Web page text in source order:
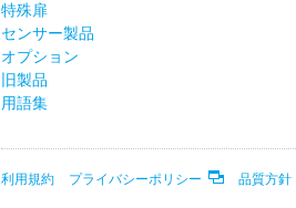
特殊扉
センサー製品
オプション
旧製品
用語集
利用規約 プライバシーポリシー 品質方針